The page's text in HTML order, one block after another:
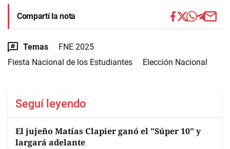
Compartí la nota
Temas
FNE 2025
Fiesta Nacional de los Estudiantes
Elección Nacional
Seguí leyendo
El jujeño Matías Clapier ganó el "Súper 10" y
largará adelante